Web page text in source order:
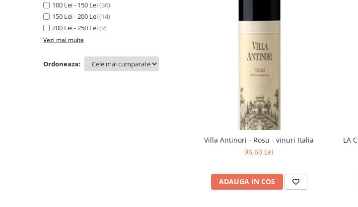
100 Lei - 150 Lei(36)
150 Lei - 200 Lei(14)
200 Lei - 250 Lei(9)
Vezi mai multe
Ordoneaza:
Villa Antinori - Rosu - vinuri Italia
96,60 Lei
ADAUGA IN COS
LA